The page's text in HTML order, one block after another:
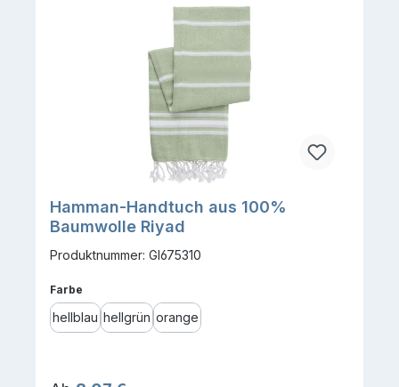
Hamman-Handtuch aus 100%
Baumwolle Riyad
Produktnummer: GI675310
Farbe
hellblau hellgrün orange